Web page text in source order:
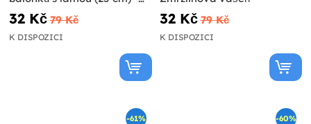
Lovely Llama
32 Kč 79 Kč
K DISPOZICI
32 Kč 79 Kč
K DISPOZICI
-61% -60%